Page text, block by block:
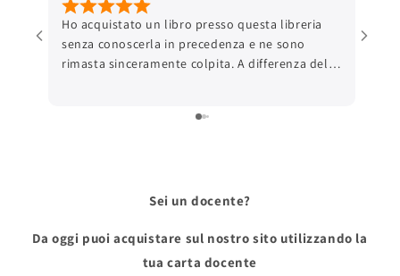
Ho acquistato un libro presso questa libreria
senza conoscerla in precedenza e ne sono
rimasta sinceramente colpita. A differenza delle
verso il cliente, anche nei dettagli pratici come
mano e quella sensazione, sempre più difficile
davvero una persona. Ciò che ho apprezzato
ancora di più è che tutta questa attenzione è
Sei un docente?
Da oggi puoi acquistare sul nostro sito utilizzando la
tua carta docente